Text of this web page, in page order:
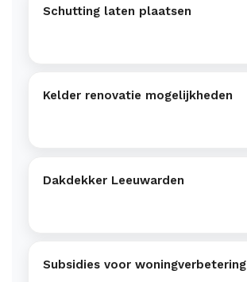
Schutting laten plaatsen
Kelder renovatie mogelijkheden
Dakdekker Leeuwarden
Subsidies voor woningverbetering